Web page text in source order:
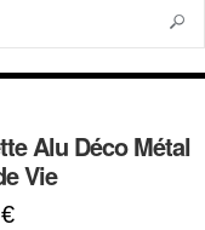
de
Alu Déco Métal
Vie